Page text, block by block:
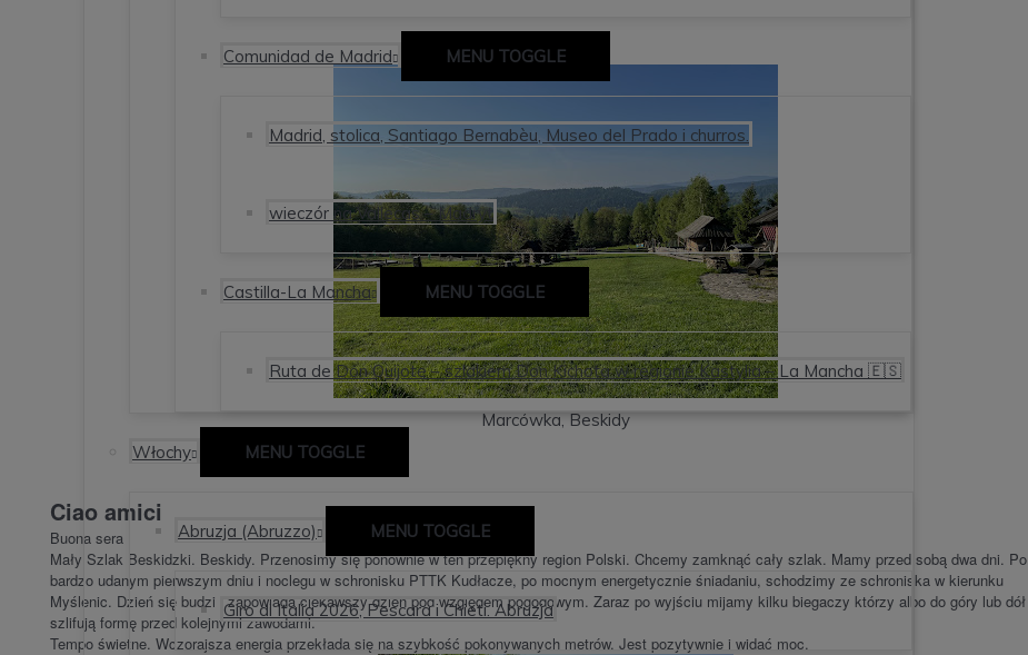
Comunidad de Madrid MENU TOGGLE
Madrid, stolica, Santiago Bernabèu, Museo del Prado i churros.
wieczór na Vallecas – Madryt
Castilla-La Mancha MENU TOGGLE
Ruta de Don Quijote – szlakiem Don Kichota w regionie Kastylia – La Mancha 🇪🇸
Włochy MENU TOGGLE
Abruzja (Abruzzo) MENU TOGGLE
Giro di Italia 2026, Pescara i Chieti. Abruzja
Marcówka, Beskidy
Ciao amici
Buona sera
Mały Szlak Beskidzki. Beskidy. Przenosimy się ponownie w ten przepiękny region Polski. Chcemy zamknąć cały szlak. Mamy przed sobą dwa dni. Po
bardzo udanym pierwszym dniu i noclegu w schronisku PTTK Kudłacze, po mocnym energetycznie śniadaniu, schodzimy ze schroniska w kierunku
Myślenic. Dzień się budzi i zapowiada ciekawszy dzień pod względem pogodowym. Zaraz po wyjściu mijamy kilku biegaczy którzy albo do góry lub dół
szlifują formę przed kolejnymi zawodami.
Tempo świetne. Wczorajsza energia przekłada się na szybkość pokonywanych metrów. Jest pozytywnie i widać moc.